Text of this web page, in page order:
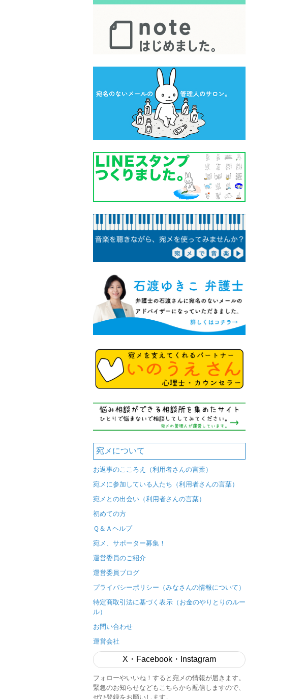
宛メについて
お返事のこころえ（利用者さんの言葉）
宛メに参加している人たち（利用者さんの言葉）
宛メとの出会い（利用者さんの言葉）
初めての方
Ｑ＆Ａヘルプ
宛メ、サポーター募集！
運営委員のご紹介
運営委員ブログ
プライバシーポリシー（みなさんの情報について）
特定商取引法に基づく表示（お金のやりとりのルー
ル）
お問い合わせ
運営会社
X・Facebook・Instagram
フォローやいいね！すると宛メの情報が届きます。
緊急のお知らせなどもこちらから配信しますので、
ぜひ登録をお願いします。